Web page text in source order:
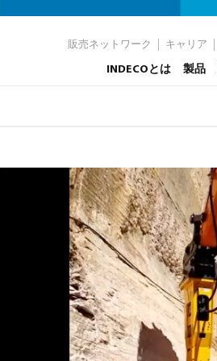
販売ネットワーク キャリア
INDECOとは 製品